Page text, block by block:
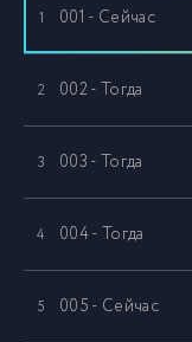
1 001 - Сейчас
2 002 - Тогда
3 003 - Тогда
4 004 - Тогда
5 005 - Сейчас